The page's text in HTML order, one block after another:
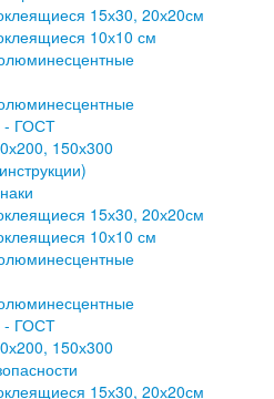
15х30, 20х20см
10х10 см
- ГОСТ
150х300
15х30, 20х20см
10х10 см
- ГОСТ
150х300
15х30, 20х20см